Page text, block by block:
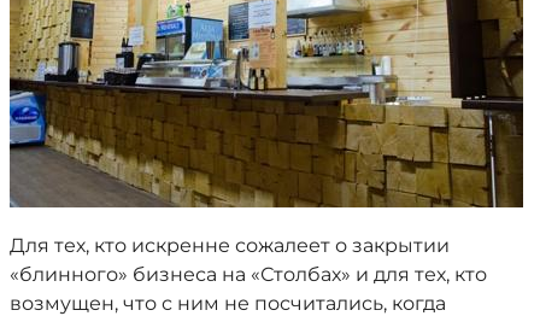
Для тех, кто искренне сожалеет о закрытии
«блинного» бизнеса на «Столбах» и для тех, кто
возмущен, что с ним не посчитались, когда